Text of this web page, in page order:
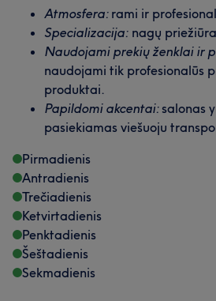
Atmosfera: rami ir
Specializacija: nagų
Naudojami prekių ženklai ir
naudojami tik profesionalūs
produktai.
Papildomi akcentai: salonas
pasiekiamas viešuoju
Pirmadienis
Antradienis
Trečiadienis
Ketvirtadienis
Penktadienis
Šeštadienis
Sekmadienis